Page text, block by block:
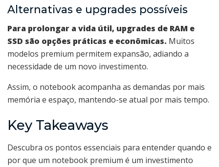
Alternativas e upgrades possíveis
Para prolongar a vida útil, upgrades de RAM e
SSD são opções práticas e econômicas. Muitos
modelos premium permitem expansão, adiando a
necessidade de um novo investimento.
Assim, o notebook acompanha as demandas por mais
memória e espaço, mantendo-se atual por mais tempo.
Key Takeaways
Descubra os pontos essenciais para entender quando e
por que um notebook premium é um investimento